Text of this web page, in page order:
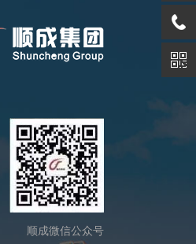
顺成微信公众号